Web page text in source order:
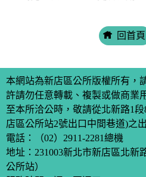
回首頁
本網站為新店區公所版權所有，
許請勿任意轉載、複製或做商業
至本所洽公時，敬請從北新路1
店區公所站2號出口中間巷道)之
電話：
（02）2911-2281總機
地址：231003新北市新店區北新
公所站）